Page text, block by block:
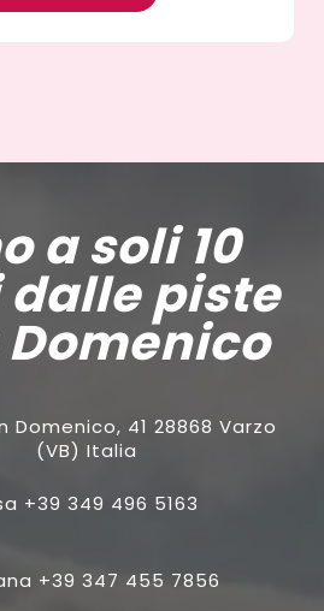
a soli 10
piste
Domenico
Domenico, 41 28868 Varzo
(VB) Italia
+39 349 496 5163
+39 347 455 7856